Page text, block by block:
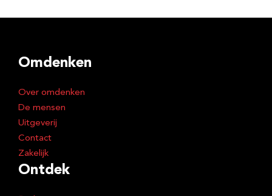
Omdenken
Over omdenken
De mensen
Uitgeverij
Contact
Zakelijk
Ontdek